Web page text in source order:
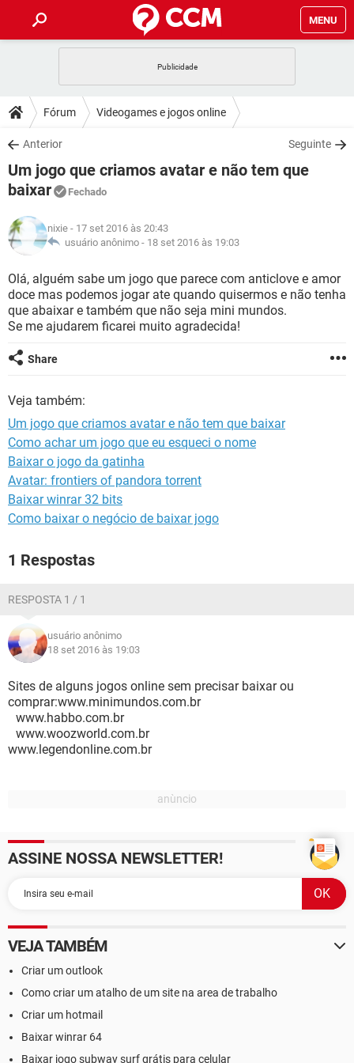
MENU
CELULAR FACEBOOK
OUTLOOK
INSTAGRAM GMAIL
GUIA DE COMPRAS
DICAS
JOGOS WHATSAPP
OUTLOOK
GUIA DE COMPRAS
DOWNLOADS
JOGOS WHATSAPP
CELULAR
OUTLOOK
INSTAGRAM
GUIA DE COMPRAS
FÓRUM
CELULAR FACEBOOK
INSTAGRAM GMAIL
GUIA DE COMPRAS
GLOSSÁRIO
JOGOS
CELULAR FACEBOOK
OUTLOOK EXCEL
INSTAGRAM GMAIL
GUIA DE COMPRAS
Fórum Videogames e jogos online
Anterior Seguinte
Um jogo que criamos avatar e não tem que
baixar
Fechado
nixie - 17 set 2016 às 20:43
usuário anônimo - 18 set 2016 às 19:03
Olá, alguém sabe um jogo que parece com anticlove e amor
doce mas podemos jogar ate quando quisermos e não tenha
que abaixar e também que não seja mini mundos.
Se me ajudarem ficarei muito agradecida!
Share
Veja também:
Um jogo que criamos avatar e não tem que baixar
Como achar um jogo que eu esqueci o nome
Baixar o jogo da gatinha
Avatar: frontiers of pandora torrent
Baixar winrar 32 bits
Como baixar o negócio de baixar jogo
1 Respostas
RESPOSTA 1 / 1
usuário anônimo
18 set 2016 às 19:03
Sites de alguns jogos online sem precisar baixar ou
comprar:www.minimundos.com.br
www.habbo.com.br
www.woozworld.com.br
www.legendonline.com.br
ASSINE NOSSA NEWSLETTER!
VEJA TAMBÉM
Criar um outlook
Como criar um atalho de um site na area de trabalho
Criar um hotmail
Baixar winrar 64
Baixar jogo subway surf grátis para celular